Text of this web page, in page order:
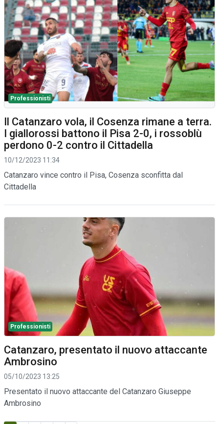
Professionisti
Il Catanzaro vola, il Cosenza rimane a terra.
I giallorossi battono il Pisa 2-0, i rossoblù
perdono 0-2 contro il Cittadella
10/12/2023 11:34
Catanzaro vince contro il Pisa, Cosenza sconfitta dal
Cittadella
Professionisti
Catanzaro, presentato il nuovo attaccante
Ambrosino
05/10/2023 13:25
Presentato il nuovo attaccante del Catanzaro Giuseppe
Ambrosino